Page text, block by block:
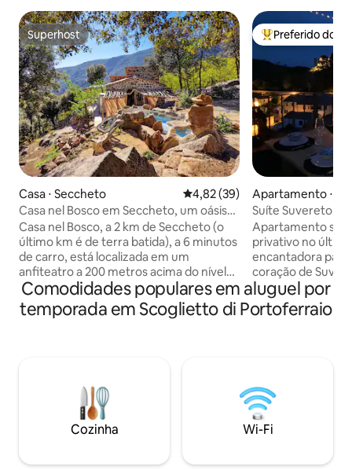
Superhost
Superhost
Casa ⋅ Seccheto 4,82 de uma avaliação média
4,82 (39)
Casa nel Bosco em Seccheto, um oásis
de paz
Casa nel Bosco, a 2 km de Seccheto (o
último km é de terra batida), a 6 minutos
de carro, está localizada em um
anfiteatro a 200 metros acima do nível
do mar, em um oásis de paz e silêncio.
Nos grandes espaços ao ar livre, uma
banheira de hidromassagem feita com
como se pudesse tocar o céu com um
dedo. Uma casa de grande conforto,
mas adequada para quem gosta de estar
imerso na natureza. (caseelbacharme)
Entre os
Preferido dos
Apartamento ⋅
Suíte Suvereto
telhado
Apartamento
privativo no
encantadora para
coração de
tranquilo, natural
Panorama único
deslumbrantes
por dia, você
bicicleta com
seu passeio sem
segurança do seu
Comodidades populares em aluguel por
temporada em Scoglietto di Portoferraio
Cozinha Wi-Fi